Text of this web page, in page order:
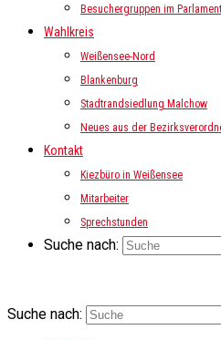
Besuchergruppen im Parlament
Wahlkreis
Weißensee-Nord
Blankenburg
Stadtrandsiedlung Malchow
Neues aus der
Kontakt
Kiezbüro in Weißensee
Mitarbeiter
Sprechstunden
Suche nach:
Suche nach: